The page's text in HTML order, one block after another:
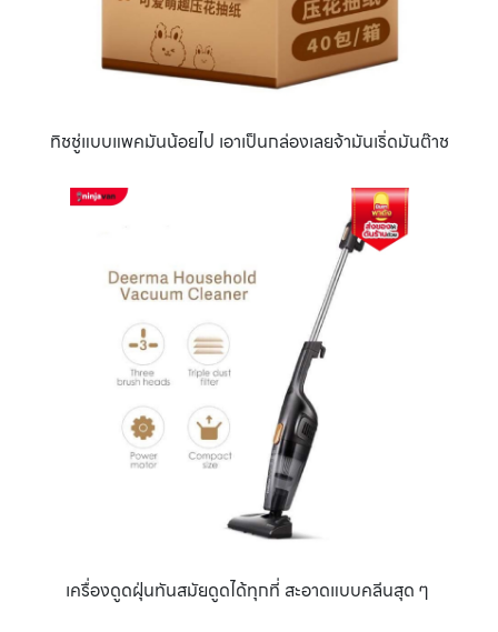
ทิชชู่แบบแพคมันน้อยไป เอาเป็นกล่องเลยจ้ามันเริ่ดมันต๊าช
เครื่องดูดฝุ่นทันสมัยดูดได้ทุกที่ สะอาดแบบคลีนสุด ๆ